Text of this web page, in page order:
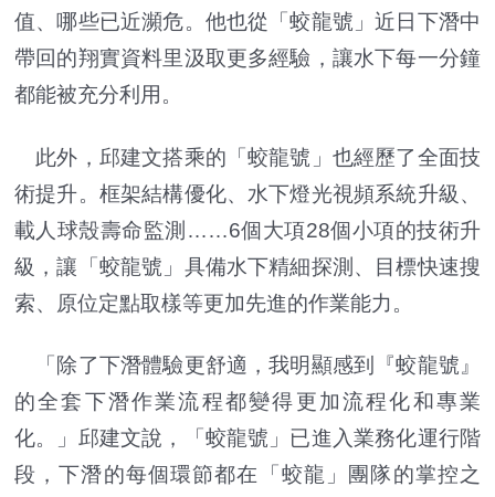
值、哪些已近瀕危。他也從「蛟龍號」近日下潛中
帶回的翔實資料里汲取更多經驗，讓水下每一分鐘
都能被充分利用。
此外，邱建文搭乘的「蛟龍號」也經歷了全面技
術提升。框架結構優化、水下燈光視頻系統升級、
載人球殼壽命監測……6個大項28個小項的技術升
級，讓「蛟龍號」具備水下精細探測、目標快速搜
索、原位定點取樣等更加先進的作業能力。
「除了下潛體驗更舒適，我明顯感到『蛟龍號』
的全套下潛作業流程都變得更加流程化和專業
化。」邱建文說，「蛟龍號」已進入業務化運行階
段，下潛的每個環節都在「蛟龍」團隊的掌控之